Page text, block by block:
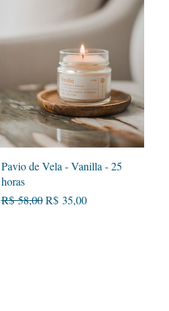
Visualização rápida
Pavio de Vela - Vanilla - 25
horas
Preço normal
R$ 58,00 Preço promocional
R$ 35,00